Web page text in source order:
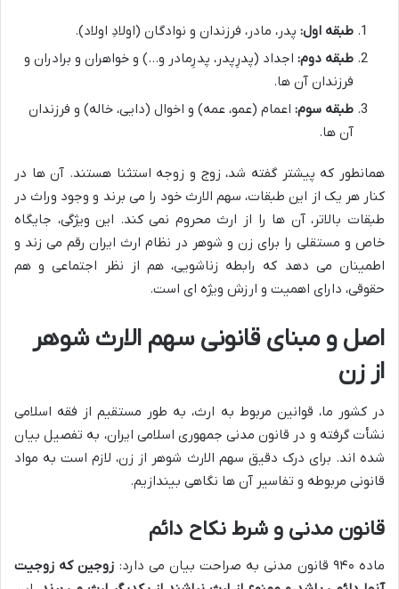
طبقه اول: پدر، مادر، فرزندان و نوادگان (اولادِ اولاد).
طبقه دوم: اجداد (پدرِپدر، پدرِمادر و…) و خواهران و برادران و
فرزندان آن ها.
طبقه سوم: اعمام (عمو، عمه) و اخوال (دایی، خاله) و فرزندان
آن ها.
همانطور که پیشتر گفته شد، زوج و زوجه استثنا هستند. آن ها در
کنار هر یک از این طبقات، سهم الارث خود را می برند و وجود وراث در
طبقات بالاتر، آن ها را از ارث محروم نمی کند. این ویژگی، جایگاه
خاص و مستقلی را برای زن و شوهر در نظام ارث ایران رقم می زند و
اطمینان می دهد که رابطه زناشویی، هم از نظر اجتماعی و هم
حقوقی، دارای اهمیت و ارزش ویژه ای است.
اصل و مبنای قانونی سهم الارث شوهر
از زن
در کشور ما، قوانین مربوط به ارث، به طور مستقیم از فقه اسلامی
نشأت گرفته و در قانون مدنی جمهوری اسلامی ایران، به تفصیل بیان
شده اند. برای درک دقیق سهم الارث شوهر از زن، لازم است به مواد
قانونی مربوطه و تفاسیر آن ها نگاهی بیندازیم.
قانون مدنی و شرط نکاح دائم
ماده ۹۴۰ قانون مدنی به صراحت بیان می دارد:
زوجین که زوجیت